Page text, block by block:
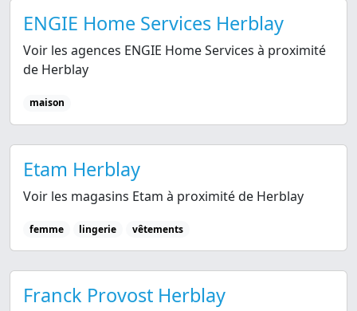
ENGIE Home Services Herblay
Voir les agences ENGIE Home Services à proximité
de Herblay
maison
Etam Herblay
Voir les magasins Etam à proximité de Herblay
femme lingerie vêtements
Franck Provost Herblay